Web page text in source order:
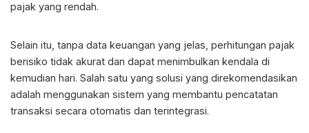
pajak yang rendah.
Selain itu, tanpa data keuangan yang jelas, perhitungan pajak
berisiko tidak akurat dan dapat menimbulkan kendala di
kemudian hari. Salah satu yang solusi yang direkomendasikan
adalah menggunakan sistem yang membantu pencatatan
transaksi secara otomatis dan terintegrasi.